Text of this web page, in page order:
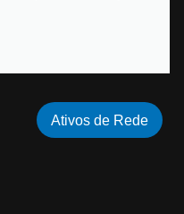
Ativos de Rede